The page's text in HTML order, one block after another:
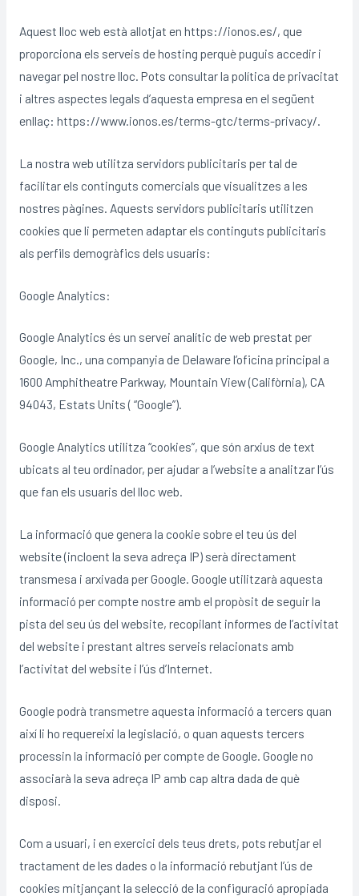
Aquest lloc web està allotjat en https://ionos.es/, que
proporciona els serveis de hosting perquè puguis accedir i
navegar pel nostre lloc. Pots consultar la política de privacitat
i altres aspectes legals d’aquesta empresa en el següent
enllaç: https://www.ionos.es/terms-gtc/terms-privacy/.
La nostra web utilitza servidors publicitaris per tal de
facilitar els continguts comercials que visualitzes a les
nostres pàgines. Aquests servidors publicitaris utilitzen
cookies que li permeten adaptar els continguts publicitaris
als perfils demogràfics dels usuaris:
Google Analytics:
Google Analytics és un servei analític de web prestat per
Google, Inc., una companyia de Delaware l’oficina principal a
1600 Amphitheatre Parkway, Mountain View (Califòrnia), CA
94043, Estats Units ( “Google”).
Google Analytics utilitza “cookies”, que són arxius de text
ubicats al teu ordinador, per ajudar a l’website a analitzar l’ús
que fan els usuaris del lloc web.
La informació que genera la cookie sobre el teu ús del
website (incloent la seva adreça IP) serà directament
transmesa i arxivada per Google. Google utilitzarà aquesta
informació per compte nostre amb el propòsit de seguir la
pista del seu ús del website, recopilant informes de l’activitat
del website i prestant altres serveis relacionats amb
l’activitat del website i l’ús d’Internet.
Google podrà transmetre aquesta informació a tercers quan
així li ho requereixi la legislació, o quan aquests tercers
processin la informació per compte de Google. Google no
associarà la seva adreça IP amb cap altra dada de què
disposi.
Com a usuari, i en exercici dels teus drets, pots rebutjar el
tractament de les dades o la informació rebutjant l’ús de
cookies mitjançant la selecció de la configuració apropiada